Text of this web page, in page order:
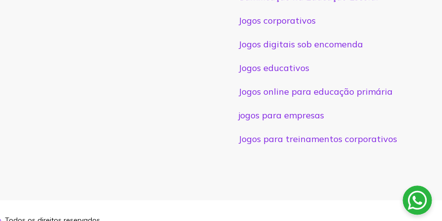
Jogos corporativos
Jogos digitais sob encomenda
Jogos educativos
Jogos online para educação primária
jogos para empresas
Jogos para treinamentos corporativos